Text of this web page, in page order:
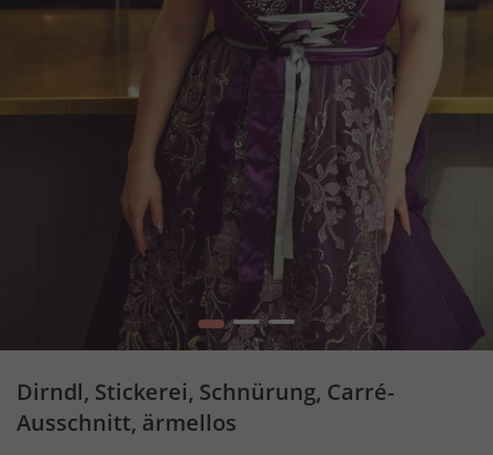
1 2 3
Dirndl, Stickerei, Schnürung, Carré-
Ausschnitt, ärmellos